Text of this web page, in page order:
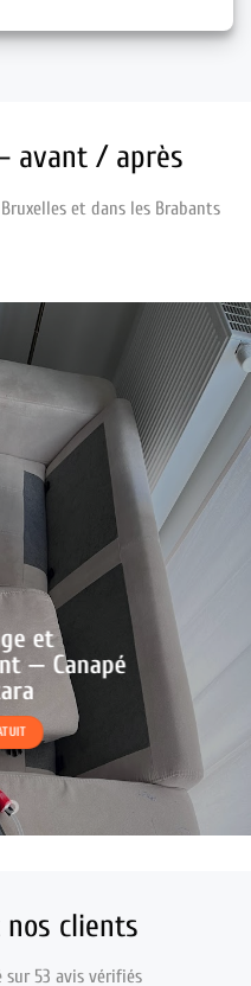
avant / après
et dans les Brabants
et
— Canapé
nos clients
sur 53 avis vérifiés